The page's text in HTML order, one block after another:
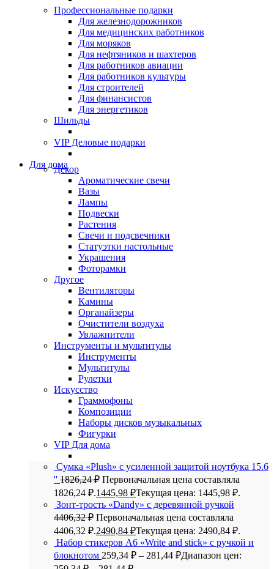
Профессиональные подарки
Для железнодорожников
Для медицинских работников
Для моряков
Для нефтяников и шахтеров
Для работников авиации
Для работников культуры
Для строителей
Для финансистов
Для энергетиков
Шильды
VIP Деловые подарки
Для домаДекор
Ароматические свечи
Вазы
Лампы
Подвески
Растения
Свечи и подсвечники
Статуэтки настольные
Украшения
Фоторамки
Другое
Вентиляторы
Камины
Органайзеры
Очистители воздуха
Увлажнители
Инструменты и мультитулы
Инструменты
Мультитулы
Рулетки
Искусство
Граммофоны
Композиции
Наборы дисков музыкальных
Фигурки
VIP Для дома
Сумка «Plush» c усиленной защитой ноутбука 15.6
'' 1826,24₽ Первоначальная цена составляла
1826,24 ₽.1445,98 ₽Текущая цена: 1445,98 ₽.
Зонт-трость «Dandy» с деревянной ручкой
4406,32₽ Первоначальная цена составляла
4406,32 ₽.2490,84 ₽Текущая цена: 2490,84 ₽.
Набор стикеров А6 «Write and stick» с ручкой и
блокнотом 259,34 ₽ – 281,44 ₽Диапазон цен: